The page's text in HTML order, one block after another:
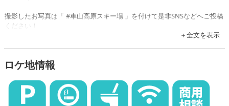
全文を表示
撮影したお写真は「 #車山高原スキー場 」を付けて是非SNSなどへご投稿
ください！
ロケ地情報